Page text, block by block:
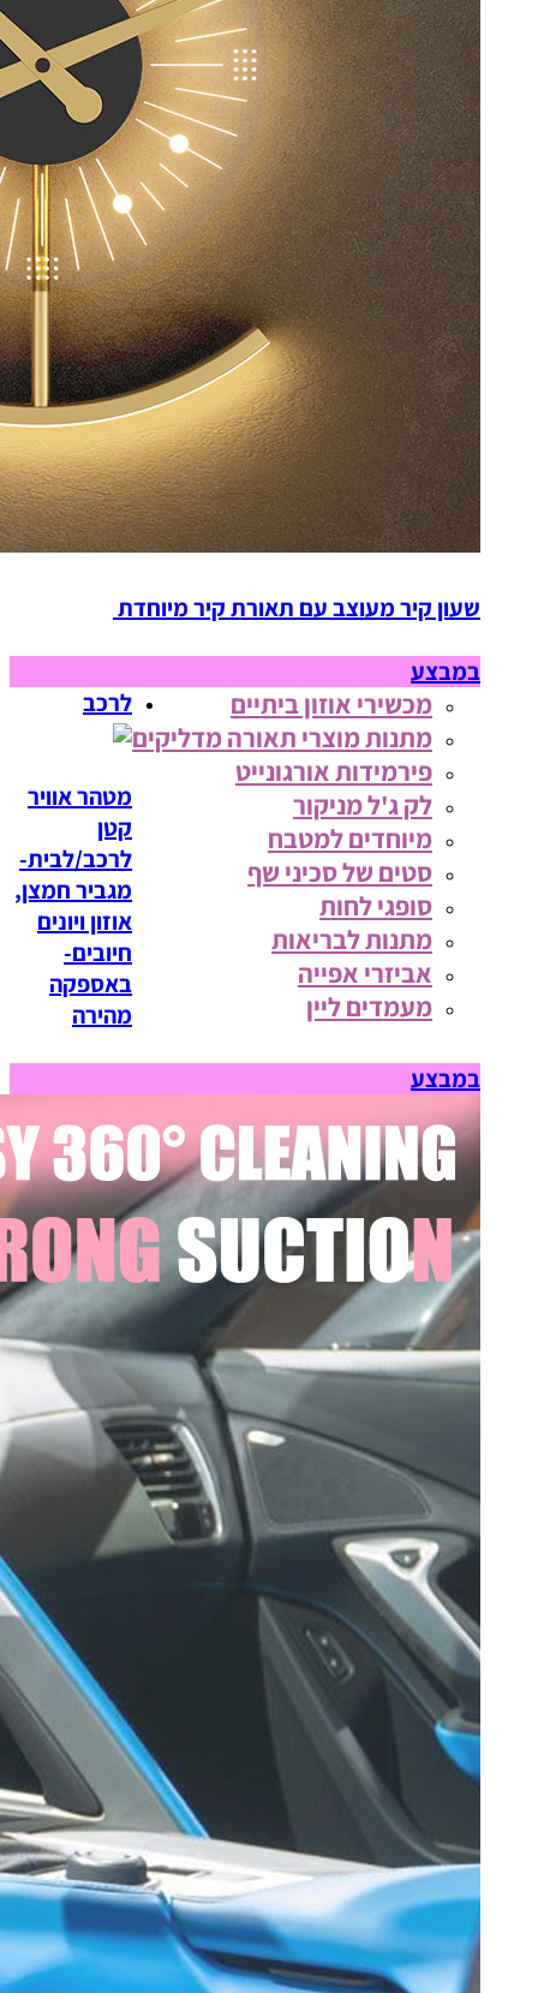
שעון קיר מעוצב עם תאורת קיר מיוחדת
במבצע
מכשירי אוזון ביתיים
מתנות מוצרי תאורה מדליקים
פירמידות אורגונייט
לק ג'ל מניקור
מיוחדים למטבח
סטים של סכיני שף
סופגי לחות
מתנות לבריאות
אביזרי אפייה
מעמדים ליין
לרכב
מטהר אוויר
קטן
לרכב/לבית-
מגביר חמצן,
אוזון ויונים
חיובים-
באספקה
מהירה
במבצע